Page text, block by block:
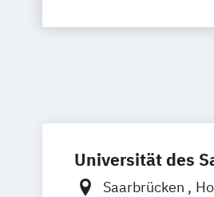
Universität des
Saarbrücken